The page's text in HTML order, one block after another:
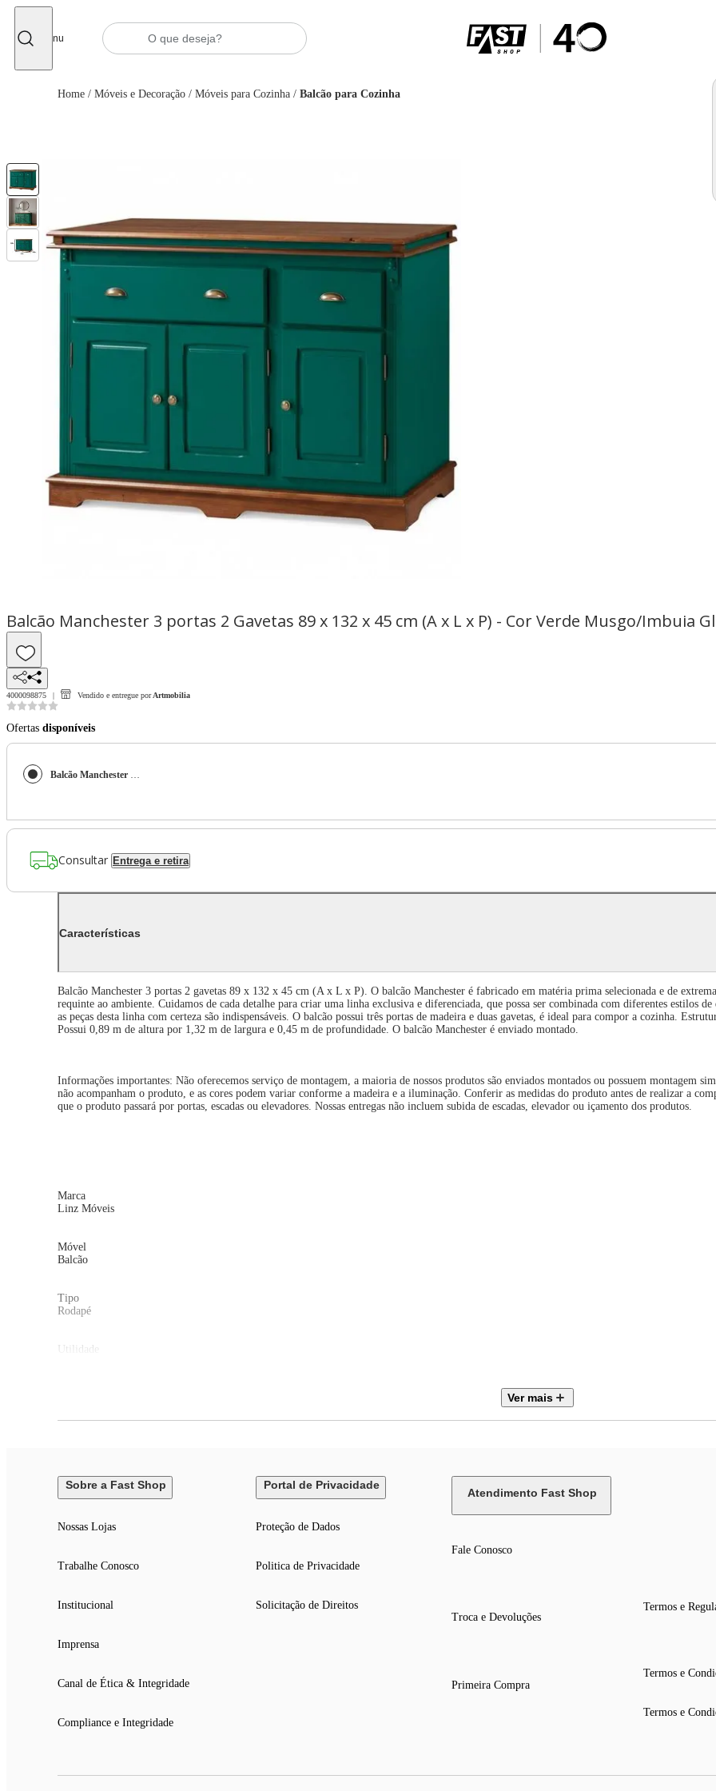
Menu
Home / Móveis e Decoração / Móveis para Cozinha / Balcão para Cozinha
Balcão Manchester 3 portas 2 Gavetas 89 x 132 x 45 cm (A x L x P) - Cor Verde Musgo/Imbuia
4000098875 Vendido e entregue por Artmobilia
Ofertas disponíveis
Balcão Manchester 3 portas 2 Gavetas 89 x 132 x 45 cm (A x L x P) - Cor Verde Musgo/Imbuia Glazer
Consultar Entrega e retira
Características
Balcão Manchester 3 portas 2 gavetas 89 x 132 x 45 cm (A x L x P). O balcão Manchester é fabricado em matéria prima selecionada e de
requinte ao ambiente. Cuidamos de cada detalhe para criar uma linha exclusiva e diferenciada, que possa ser combinada com diferentes estilos de
as peças desta linha com certeza são indispensáveis. O balcão possui três portas de madeira e duas gavetas, é ideal para compor a cozinha.
Possui 0,89 m de altura por 1,32 m de largura e 0,45 m de profundidade. O balcão Manchester é enviado montado.
Informações importantes: Não oferecemos serviço de montagem, a maioria de nossos produtos são enviados montados ou possuem montagem
não acompanham o produto, e as cores podem variar conforme a madeira e a iluminação. Conferir as medidas do produto antes de realizar a
que o produto passará por portas, escadas ou elevadores. Nossas entregas não incluem subida de escadas, elevador ou içamento dos produtos.
Marca
Linz Móveis
Móvel
Balcão
Tipo
Rodapé
Utilidade
Necessita Montagem
2001-066C-024B
Estilo
0,89 m
Ver mais
Sobre a Fast Shop
Nossas Lojas
Trabalhe Conosco
Institucional
Imprensa
Canal de Ética & Integridade
Compliance e Integridade
Portal de Privacidade
Proteção de Dados
Politica de Privacidade
Solicitação de Direitos
Atendimento Fast Shop
Fale Conosco
Troca e Devoluções
Primeira Compra
Termos e
Termos e
Termos e